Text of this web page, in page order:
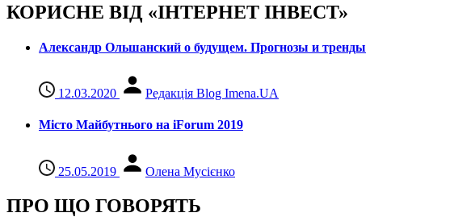
КОРИСНЕ ВІД «ІНТЕРНЕТ ІНВЕСТ»
Александр Ольшанский о будущем. Прогнозы и тренды
12.03.2020 Редакція Blog Imena.UA
Місто Майбутнього на iForum 2019
25.05.2019 Олена Мусієнко
ПРО ЩО ГОВОРЯТЬ